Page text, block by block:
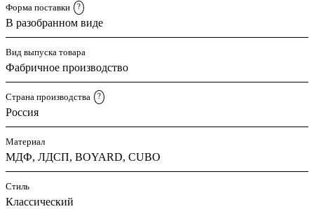
Форма поставки ?
В разобранном виде
Вид выпуска товара
Фабричное производство
Страна производства ?
Россия
Материал
МДФ, ЛДСП, BOYARD, CUBO
Стиль
Классический